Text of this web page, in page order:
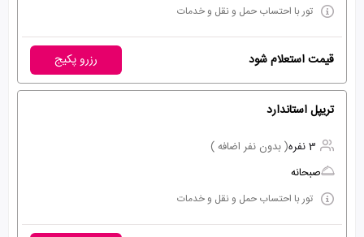
تور با احتساب حمل و نقل و خدمات
قیمت استعلام شود رزرو پکیج
تریپل استاندارد
3 نفره
( بدون نفر اضافه )
صبحانه
تور با احتساب حمل و نقل و خدمات